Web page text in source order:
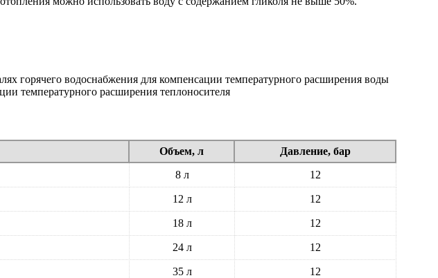
горячего водоснабжения для компенсации температурного расширения воды
температурного расширения теплоносителя
Объем, л
Давление, бар
8 л 12
12 л 12
18 л 12
24 л 12
35 л 12